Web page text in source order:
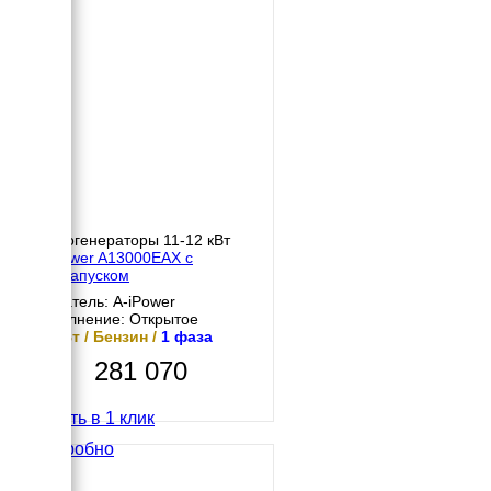
Бензогенераторы 11-12 кВт
A-iPower A13000EAX с
автозапуском
Двигатель: A-iPower
Исполнение: Открытое
12 кВт / Бензин / 1 фаза
281 070
Купить в 1 клик
Подробно